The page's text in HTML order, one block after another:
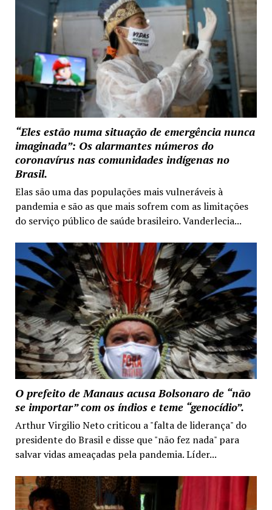
“Eles estão numa situação de emergência nunca
imaginada”: Os alarmantes números do
coronavírus nas comunidades indígenas no
Brasil.
Elas são uma das populações mais vulneráveis à
pandemia e são as que mais sofrem com as limitações
do serviço público de saúde brasileiro. Vanderlecia...
O prefeito de Manaus acusa Bolsonaro de “não
se importar” com os índios e teme “genocídio”.
Arthur Virgilio Neto criticou a "falta de liderança" do
presidente do Brasil e disse que "não fez nada" para
salvar vidas ameaçadas pela pandemia. Líder...